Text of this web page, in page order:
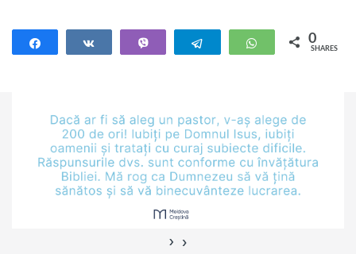
Telegram WhatsApp
0
SHARES
‹ ›